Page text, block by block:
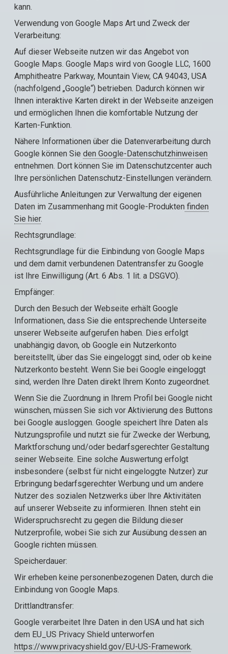
kann.
Verwendung von Google Maps Art und Zweck der
Verarbeitung:
Auf dieser Webseite nutzen wir das Angebot von
Google Maps. Google Maps wird von Google LLC, 1600
Amphitheatre Parkway, Mountain View, CA 94043, USA
(nachfolgend „Google“) betrieben. Dadurch können wir
Ihnen interaktive Karten direkt in der Webseite anzeigen
und ermöglichen Ihnen die komfortable Nutzung der
Karten-Funktion.
Nähere Informationen über die Datenverarbeitung durch
Google können Sieden Google-Datenschutzhinweisen
entnehmen. Dort können Sie im Datenschutzcenter auch
Ihre persönlichen Datenschutz-Einstellungen verändern.
Ausführliche Anleitungen zur Verwaltung der eigenen
Daten im Zusammenhang mit Google-Produkten finden
Sie hier.
Rechtsgrundlage:
Rechtsgrundlage für die Einbindung von Google Maps
und dem damit verbundenen Datentransfer zu Google
ist Ihre Einwilligung (Art. 6 Abs. 1 lit. a DSGVO).
Empfänger:
Durch den Besuch der Webseite erhält Google
Informationen, dass Sie die entsprechende Unterseite
unserer Webseite aufgerufen haben. Dies erfolgt
unabhängig davon, ob Google ein Nutzerkonto
bereitstellt, über das Sie eingeloggt sind, oder ob keine
Nutzerkonto besteht. Wenn Sie bei Google eingeloggt
sind, werden Ihre Daten direkt Ihrem Konto zugeordnet.
Wenn Sie die Zuordnung in Ihrem Profil bei Google nicht
wünschen, müssen Sie sich vor Aktivierung des Buttons
bei Google ausloggen. Google speichert Ihre Daten als
Nutzungsprofile und nutzt sie für Zwecke der Werbung,
Marktforschung und/oder bedarfsgerechter Gestaltung
seiner Webseite. Eine solche Auswertung erfolgt
insbesondere (selbst für nicht eingeloggte Nutzer) zur
Erbringung bedarfsgerechter Werbung und um andere
Nutzer des sozialen Netzwerks über Ihre Aktivitäten
auf unserer Webseite zu informieren. Ihnen steht ein
Widerspruchsrecht zu gegen die Bildung dieser
Nutzerprofile, wobei Sie sich zur Ausübung dessen an
Google richten müssen.
Speicherdauer:
Wir erheben keine personenbezogenen Daten, durch die
Einbindung von Google Maps.
Drittlandtransfer:
Google verarbeitet Ihre Daten in den USA und hat sich
dem EU_US Privacy Shield unterworfen
https://www.privacyshield.gov/EU-US-Framework.